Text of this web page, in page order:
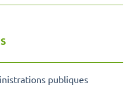
publiques